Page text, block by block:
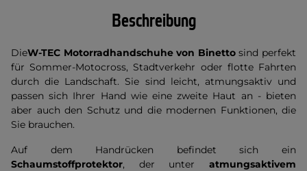
Beschreibung
DieW-TEC Motorradhandschuhe von Binettosind perfekt
für Sommer-Motocross, Stadtverkehr oder flotte Fahrten
durch die Landschaft. Sie sind leicht, atmungsaktiv und
passen sich Ihrer Hand wie eine zweite Haut an - bieten
aber auch den Schutz und die modernen Funktionen, die
Sie brauchen.
Auf dem Handrücken befindet sich ein
Schaumstoffprotektor, der unter atmungsaktivem